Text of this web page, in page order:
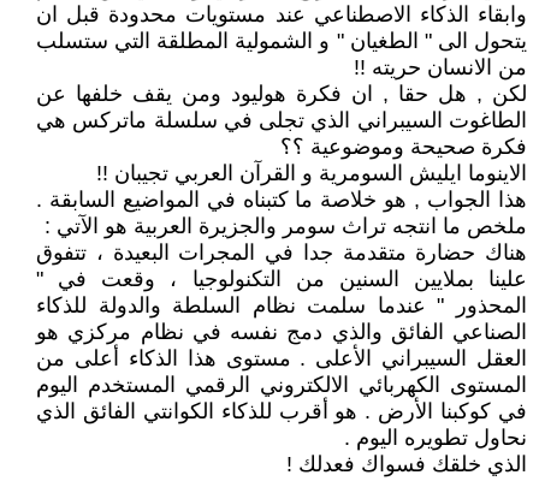
وابقاء الذكاء الاصطناعي عند مستويات محدودة قبل ان
يتحول الى " الطغيان " و الشمولية المطلقة التي ستسلب
من الانسان حريته !!
لكن , هل حقا , ان فكرة هوليود ومن يقف خلفها عن
الطاغوت السيبراني الذي تجلى في سلسلة ماتركس هي
فكرة صحيحة وموضوعية ؟؟
الاينوما ايليش السومرية و القرآن العربي تجيبان !!
هذا الجواب , هو خلاصة ما كتبناه في المواضيع السابقة .
ملخص ما انتجه تراث سومر والجزيرة العربية هو الآتي :
هناك حضارة متقدمة جدا في المجرات البعيدة ، تتفوق
علينا بملايين السنين من التكنولوجيا ، وقعت في "
المحذور " عندما سلمت نظام السلطة والدولة للذكاء
الصناعي الفائق والذي دمج نفسه في نظام مركزي هو
العقل السيبراني الأعلى . مستوى هذا الذكاء أعلى من
المستوى الكهربائي الالكتروني الرقمي المستخدم اليوم
في كوكبنا الأرض . هو أقرب للذكاء الكوانتي الفائق الذي
نحاول تطويره اليوم .
الذي خلقك فسواك فعدلك !